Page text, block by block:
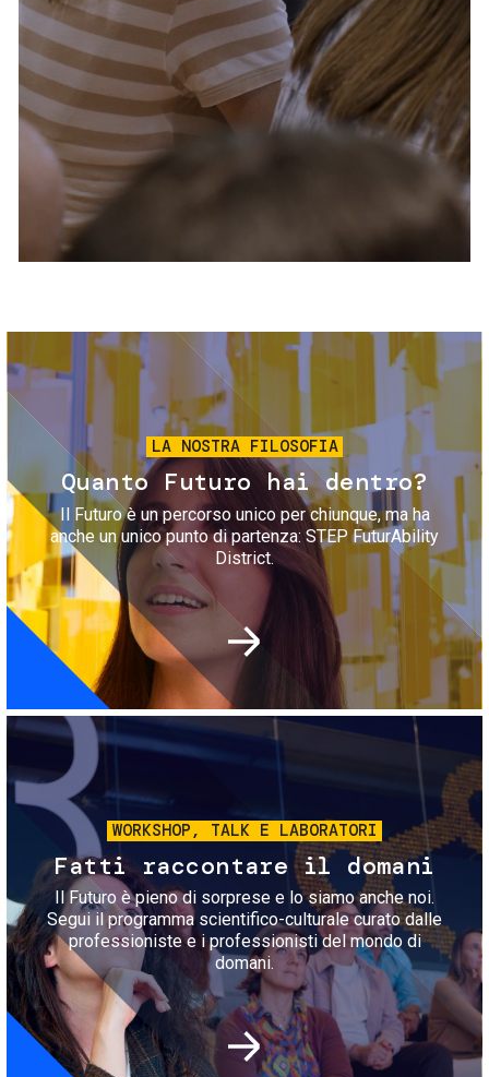
Servizi e accessibilità
Contatti
FAQ
Biglietti
Immagine
LA NOSTRA FILOSOFIA
Quanto Futuro hai dentro?
Il Futuro è un percorso unico per chiunque, ma ha
anche un unico punto di partenza: STEP FuturAbility
District.
Immagine
WORKSHOP, TALK E LABORATORI
Fatti raccontare il domani
Il Futuro è pieno di sorprese e lo siamo anche noi.
Segui il programma scientifico-culturale curato dalle
professioniste e i professionisti del mondo di
domani.